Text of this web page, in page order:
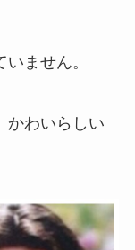
ません。
かわいらしい